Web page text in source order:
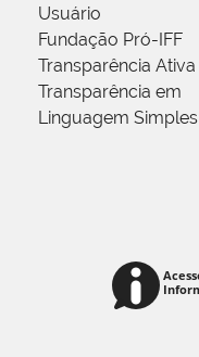
Usuário
Fundação Pró-IFF
Transparência Ativa
Transparência em
Linguagem Simples